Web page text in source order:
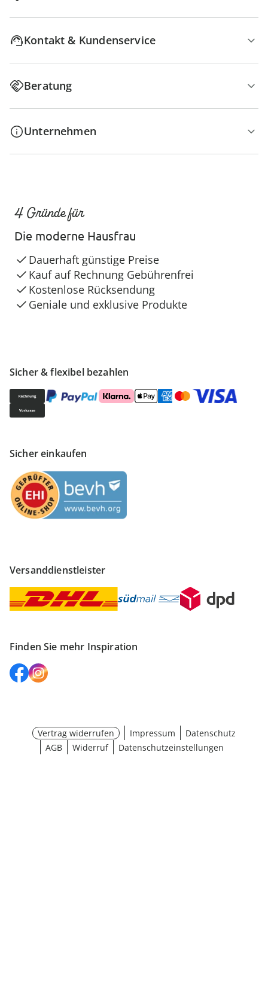
Kontakt & Kundenservice
Beratung
Unternehmen
Sicher & flexibel bezahlen
Sicher einkaufen
Versanddienstleister
Finden Sie mehr Inspiration
4 Gründe für
Die moderne Hausfrau
Dauerhaft günstige Preise
Kauf auf Rechnung Gebührenfrei
Kostenlose Rücksendung
Geniale und exklusive Produkte
Vertrag widerrufen Impressum
Datenschutz
AGB
Widerruf Datenschutzeinstellungen